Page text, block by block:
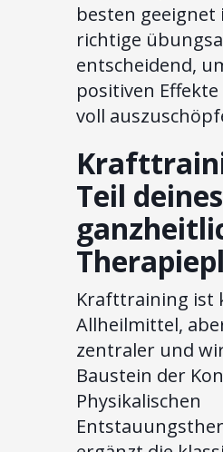
besten geeignet
richtige
entscheidend,
positiven
voll
Teil deines
Krafttraining ist
Allheilmittel,
zentraler und
Baustein der
Physikalischen